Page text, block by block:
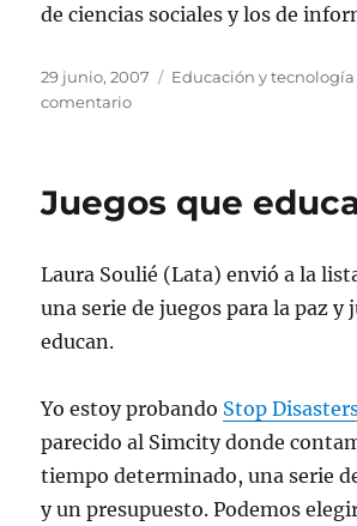
de ciencias sociales y los de
Publicado
el
29 junio, 2007 Categorías
Educación y tecnología
comentarioen
II
Juegos que
Laura Soulié (Lata) envió a la
una serie de juegos para la paz y
educan.
Yo estoy probando Stop
parecido al Simcity donde
tiempo determinado, una serie
y un presupuesto. Podemos